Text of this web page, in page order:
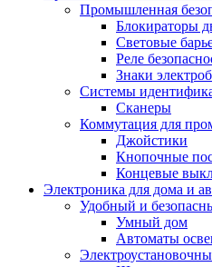
Промышленная
Блокираторы
Световые
Реле
Знаки
Системы
Сканеры
Коммутация для
Джойстики
Кнопочные
Концевые
Электроника для дома и
Удобный и
Умный дом
Автоматы